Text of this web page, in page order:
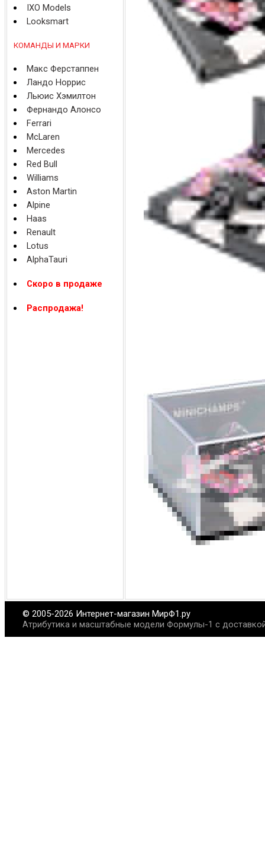
IXO Models
Looksmart
КОМАНДЫ И МАРКИ
Макс Ферстаппен
Ландо Норрис
Льюис Хэмилтон
Фернандо Алонсо
Ferrari
McLaren
Mercedes
Red Bull
Williams
Aston Martin
Alpine
Haas
Renault
Lotus
AlphaTauri
Скоро в продаже
Распродажа!
© 2005-2026 Интернет-магазин МирФ1.ру
Атрибутика и масштабные модели Формулы-1 с